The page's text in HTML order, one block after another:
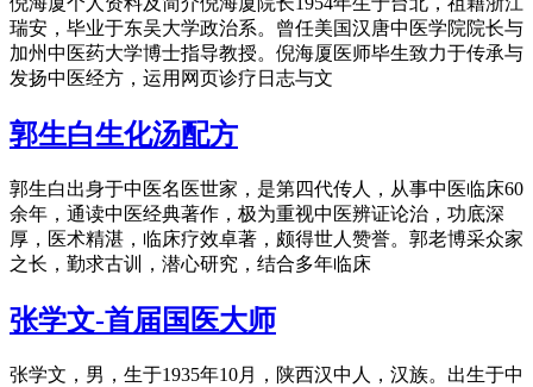
瑞安，毕业于东吴大学政治系。曾任美国汉唐中医学院院长与
加州中医药大学博士指导教授。倪海厦医师毕生致力于传承与
发扬中医经方，运用网页诊疗日志与文
郭生白生化汤配方
郭生白出身于中医名医世家，是第四代传人，从事中医临床60
余年，通读中医经典著作，极为重视中医辨证论治，功底深
厚，医术精湛，临床疗效卓著，颇得世人赞誉。郭老博采众家
之长，勤求古训，潜心研究，结合多年临床
张学文-首届国医大师
张学文，男，生于1935年10月，陕西汉中人，汉族。出生于中